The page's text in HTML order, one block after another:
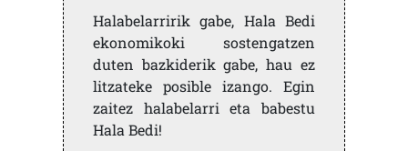
Halabelarririk gabe, Hala Bedi
ekonomikoki sostengatzen
duten bazkiderik gabe, hau ez
litzateke posible izango. Egin
zaitez halabelarri eta babestu
Hala Bedi!